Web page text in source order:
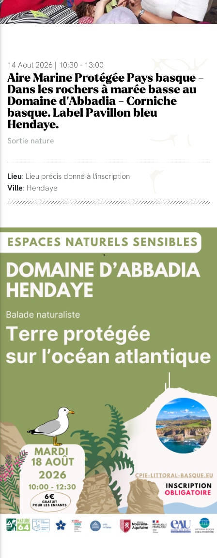
14 Aout 2026 | 10:30 - 13:00
Aire Marine Protégée Pays basque -
Dans les rochers à marée basse au
Domaine d'Abbadia - Corniche
basque. Label Pavillon bleu
Hendaye.
Sortie nature
Lieu: Lieu précis donné à l'inscription
Ville: Hendaye